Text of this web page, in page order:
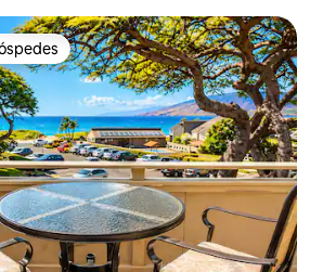
preferidos dos hóspedes